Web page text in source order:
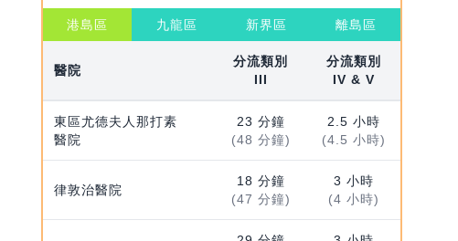
港島區 九龍區 新界區 離島區
醫院
分流類別
III
分流類別
IV & V
東區尤德夫人那打素
醫院
23 分鐘
(48 分鐘)
2.5 小時
(4.5 小時)
律敦治醫院
18 分鐘
(47 分鐘)
3 小時
(4 小時)